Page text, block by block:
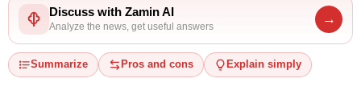
Discuss with Zamin AI
Analyze the news, get useful answers
→
Summarize Pros and cons Explain simply